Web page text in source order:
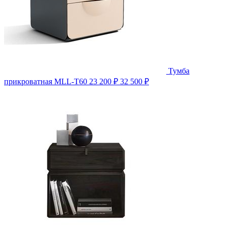
Тумба
прикроватная MLL-T60 23 200 ₽ 32 500 ₽